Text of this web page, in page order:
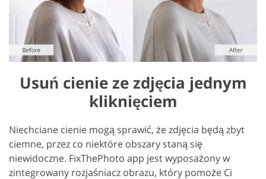
Usuń cienie ze zdjęcia jednym
kliknięciem
Niechciane cienie mogą sprawić, że zdjęcia będą zbyt
ciemne, przez co niektóre obszary staną się
niewidoczne. FixThePhoto app jest wyposażony w
zintegrowany rozjaśniacz obrazu, który pomoże Ci